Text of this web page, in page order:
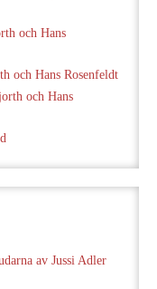
och Hans
och Hans Rosenfeldt
och Hans
av Jussi Adler